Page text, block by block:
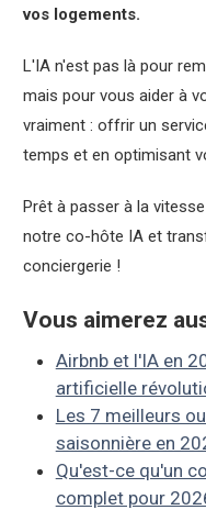
vos logements.
L'IA n'est pas là pour
mais pour vous aider à
vraiment : offrir un
temps et en optimisant
Prêt à passer à la
notre co-hôte IA et
conciergerie !
Vous aimerez
Airbnb et l'IA en
artificielle
Les 7 meilleurs
saisonnière en
Qu'est-ce qu'un
complet pour